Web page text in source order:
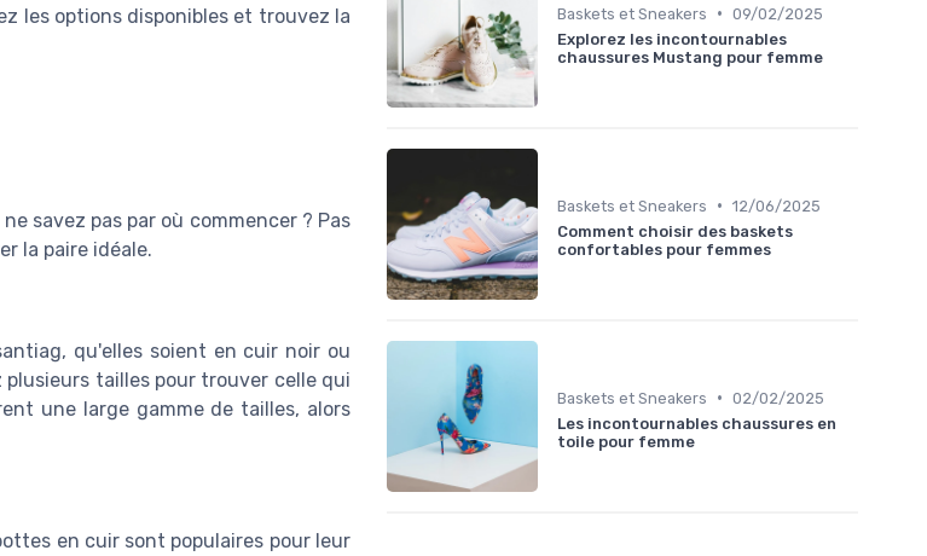
les options disponibles et trouvez la
savez pas par où commencer ? Pas
la paire idéale.
qu'elles soient en cuir noir ou
tailles pour trouver celle qui
une large gamme de tailles, alors
en cuir sont populaires pour leur
Baskets et Sneakers • 09/02/2025
Explorez les incontournables
chaussures Mustang pour femme
Baskets et Sneakers • 12/06/2025
Comment choisir des baskets
confortables pour femmes
Baskets et Sneakers • 02/02/2025
Les incontournables chaussures en
toile pour femme